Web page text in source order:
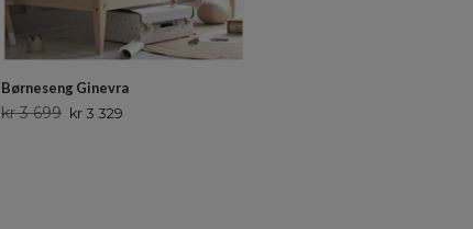
Børneseng Ginevra
kr 3 699 kr 3 329